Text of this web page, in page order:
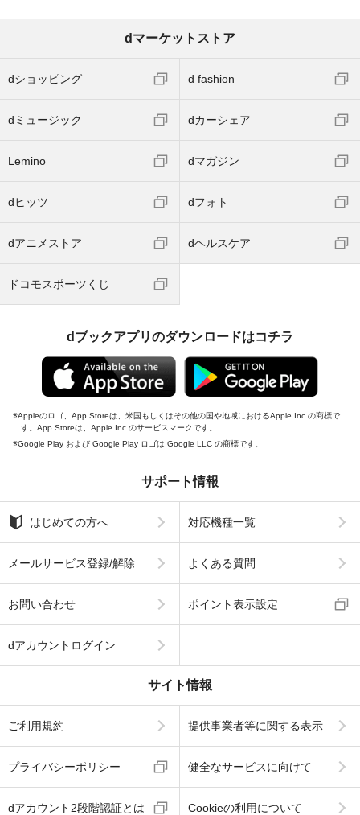
dマーケットストア
dショッピング d fashion
dミュージック dカーシェア
Lemino dマガジン
dヒッツ dフォト
dアニメストア dヘルスケア
ドコモスポーツくじ
dブックアプリのダウンロードはコチラ
Appleのロゴ、App Storeは、米国もしくはその他の国や地域におけるApple Inc.の商標で
す。App Storeは、Apple Inc.のサービスマークです。
Google Play および Google Play ロゴは Google LLC の商標です。
サポート情報
はじめての方へ 対応機種一覧
メールサービス登録/解除 よくある質問
お問い合わせ ポイント表示設定
dアカウントログイン
サイト情報
ご利用規約 提供事業者等に関する表示
プライバシーポリシー 健全なサービスに向けて
dアカウント2段階認証とは Cookieの利用について